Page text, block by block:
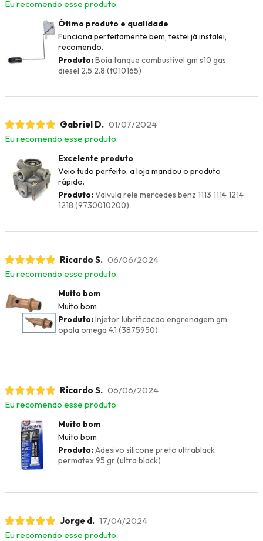
Eu recomendo esse produto.
Ótimo produto e qualidade
Funciona perfeitamente bem, testei já instalei,
recomendo.
Produto:Boia tanque combustivel gm s10 gas
diesel 2.5 2.8 (t010165)
Gabriel D. 01/07/2024
Eu recomendo esse produto.
Excelente produto
Veio tudo perfeito, a loja mandou o produto
rápido.
Produto:Valvula rele mercedes benz 1113 1114 1214
1218 (9730010200)
Ricardo S. 06/06/2024
Eu recomendo esse produto.
Muito bom
Muito bom
Produto:Injetor lubrificacao engrenagem gm
opala omega 4.1 (3875950)
Ricardo S. 06/06/2024
Eu recomendo esse produto.
Muito bom
Muito bom
Produto:Adesivo silicone preto ultrablack
permatex 95 gr (ultra black)
Jorge d. 17/04/2024
Eu recomendo esse produto.